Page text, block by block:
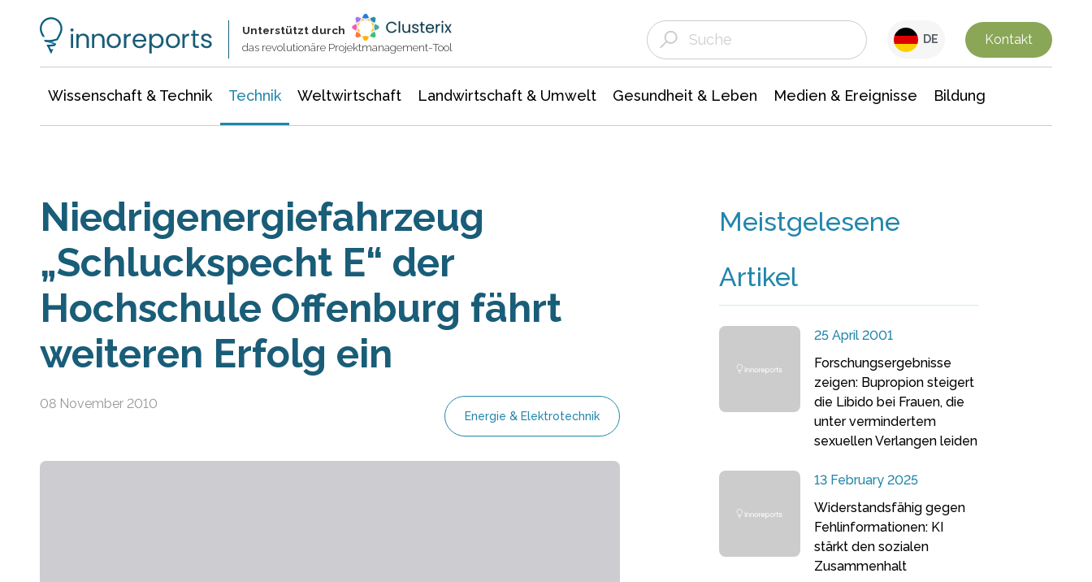
Unterstützt durch
das revolutionäre Projektmanagement-Tool
DE Kontakt
Wissenschaft & Technik Technik Weltwirtschaft Landwirtschaft & Umwelt Gesundheit & Leben Medien & Ereignisse Bildung
Niedrigenergiefahrzeug
„Schluckspecht E“ der
Hochschule Offenburg fährt
weiteren Erfolg ein
08 November 2010
Energie & Elektrotechnik
Meistgelesene
Artikel
25 April 2001
Forschungsergebnisse
zeigen: Bupropion steigert
die Libido bei Frauen, die
unter vermindertem
sexuellen Verlangen leiden
13 February 2025
Widerstandsfähig gegen
Fehlinformationen: KI
stärkt den sozialen
Zusammenhalt